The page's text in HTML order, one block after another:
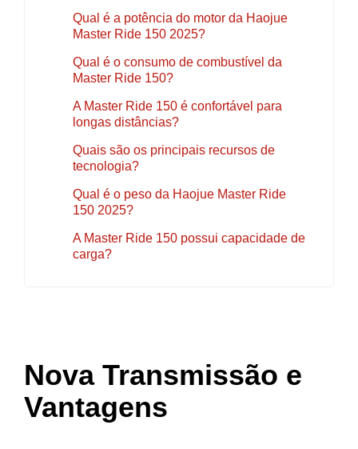
Qual é a potência do motor da Haojue
Master Ride 150 2025?
Qual é o consumo de combustível da
Master Ride 150?
A Master Ride 150 é confortável para
longas distâncias?
Quais são os principais recursos de
tecnologia?
Qual é o peso da Haojue Master Ride
150 2025?
A Master Ride 150 possui capacidade de
carga?
Nova Transmissão e
Vantagens